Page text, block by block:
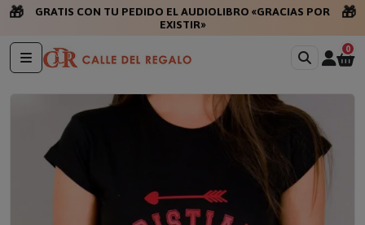
🎁
GRATIS CON TU PEDIDO EL AUDIOLIBRO «GRACIAS POR
EXISTIR»
🎁
0